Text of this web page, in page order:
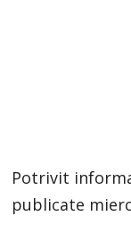
Potrivit
publicate